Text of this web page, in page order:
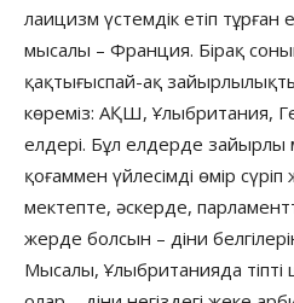
лаицизм үстемдік етіп
мысалы – Франция. Бірақ
қақтығыспай-ақ
көреміз: АҚШ, Ұлыбритания,
елдері. Бұл елдерде зайырлы
қоғаммен үйлесімді өмір
мектепте, әскерде,
жерде болсын – діни
Мысалы, Ұлыбританияда тіпті